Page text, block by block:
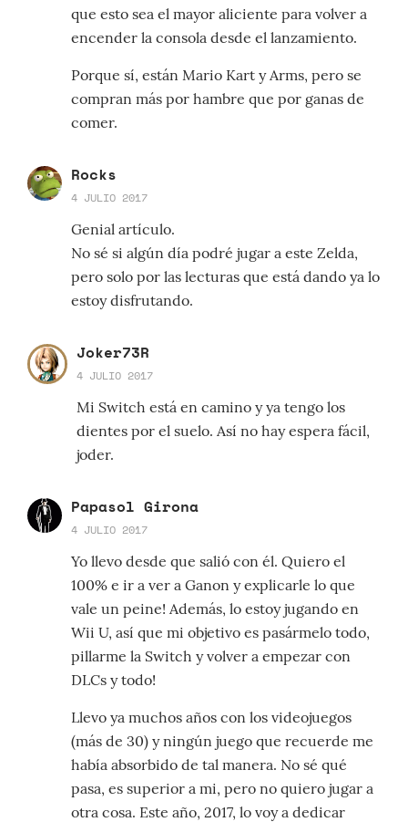
que esto sea el mayor aliciente para volver a
encender la consola desde el lanzamiento.
Porque sí, están Mario Kart y Arms, pero se
compran más por hambre que por ganas de
comer.
Rocks
4 JULIO 2017
Genial artículo.
No sé si algún día podré jugar a este Zelda,
pero solo por las lecturas que está dando ya lo
estoy disfrutando.
Joker73R
4 JULIO 2017
Mi Switch está en camino y ya tengo los
dientes por el suelo. Así no hay espera fácil,
joder.
Papasol Girona
4 JULIO 2017
Yo llevo desde que salió con él. Quiero el
100% e ir a ver a Ganon y explicarle lo que
vale un peine! Además, lo estoy jugando en
Wii U, así que mi objetivo es pasármelo todo,
pillarme la Switch y volver a empezar con
DLCs y todo!
Llevo ya muchos años con los videojuegos
(más de 30) y ningún juego que recuerde me
había absorbido de tal manera. No sé qué
pasa, es superior a mi, pero no quiero jugar a
otra cosa. Este año, 2017, lo voy a dedicar